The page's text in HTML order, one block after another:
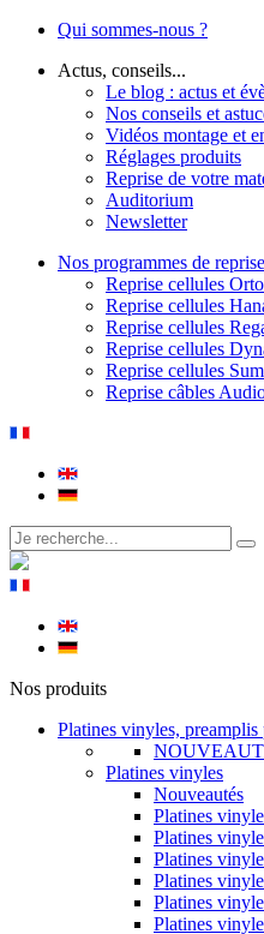
Qui sommes-nous ?
Actus, conseils...
Le blog : actus et
Nos conseils et
Vidéos montage et
Réglages produits
Reprise de votre
Auditorium
Newsletter
Nos programmes de
Reprise cellules
Reprise cellules
Reprise cellules
Reprise cellules
Reprise cellules
Reprise câbles
Nos produits
Platines vinyles,
Platines vinyles
Nouveautés
Platines
Platines
Platines
Platines
Platines
Platines